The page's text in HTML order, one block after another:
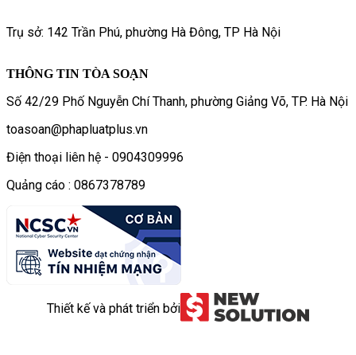
Trụ sở: 142 Trần Phú, phường Hà Đông, TP Hà Nội
THÔNG TIN TÒA SOẠN
Số 42/29 Phố Nguyễn Chí Thanh, phường Giảng Võ, TP. Hà Nội
toasoan@phapluatplus.vn
Điện thoại liên hệ - 0904309996
Quảng cáo : 0867378789
Thiết kế và phát triển bởi